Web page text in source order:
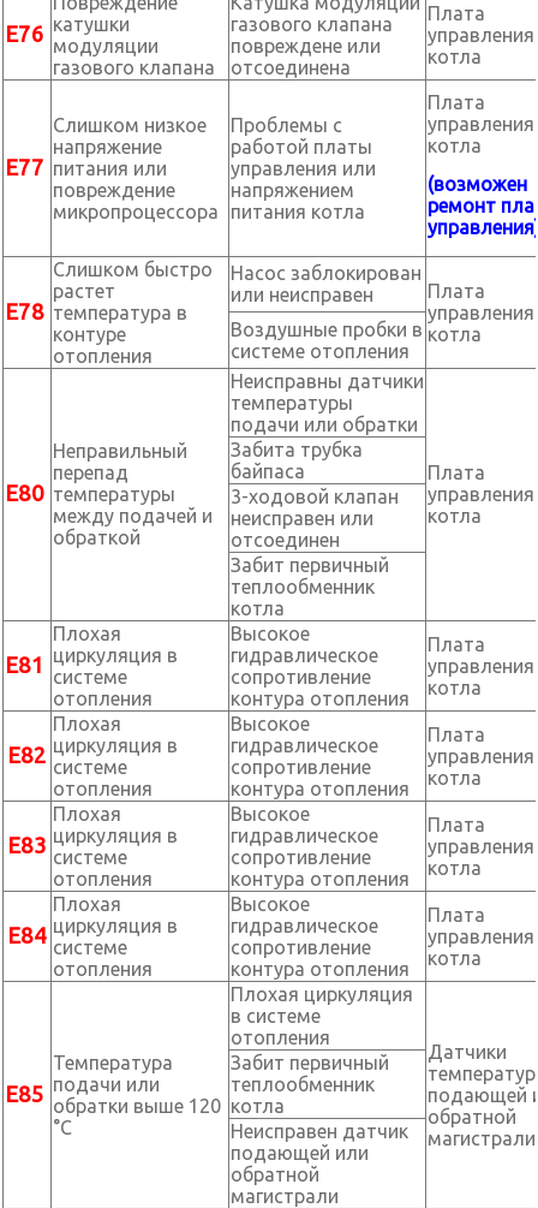
Е76 катушки
модуляции
газового клапана
газового клапана
повреждене или
отсоединена
Плата
управления
котла
Е77
Слишком низкое
напряжение
питания или
повреждение
микропроцессора
Проблемы с
работой платы
управления или
напряжением
питания котла
Плата
управления
котла
(возможен
ремонт
Е78
Слишком быстро
растет
температура в
контуре
отопления
Насос заблокирован
или неисправен
Плата
управления
котла
Воздушные пробки в
системе отопления
Е80
Неправильный
перепад
температуры
между подачей и
обраткой
Неисправны датчики
температуры
подачи или обратки
Плата
управления
котла
Забита трубка
байпаса
3-ходовой клапан
неисправен или
отсоединен
Забит первичный
теплообменник
котла
Е81
Плохая
циркуляция в
системе
отопления
Высокое
гидравлическое
сопротивление
контура отопления
Плата
управления
котла
Е82
Плохая
циркуляция в
системе
отопления
Высокое
гидравлическое
сопротивление
контура отопления
Плата
управления
котла
Е83
Плохая
циркуляция в
системе
отопления
Высокое
гидравлическое
сопротивление
контура отопления
Плата
управления
котла
Е84
Плохая
циркуляция в
системе
отопления
Высокое
гидравлическое
сопротивление
контура отопления
Плата
управления
котла
Е85
Температура
подачи или
обратки выше 120
°С
Плохая циркуляция
в системе
отопления
Датчики
подающей
обратной
магистрали
Забит первичный
теплообменник
котла
Неисправен датчик
подающей или
обратной
магистрали